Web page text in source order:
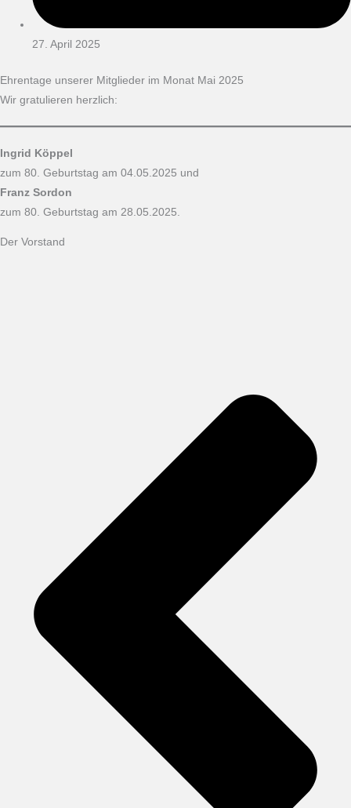
27. April 2025
Ehrentage unserer Mitglieder im Monat Mai 2025
Wir gratulieren herzlich:
Ingrid Köppel
zum 80. Geburtstag am 04.05.2025 und
Franz Sordon
zum 80. Geburtstag am 28.05.2025.
Der Vorstand